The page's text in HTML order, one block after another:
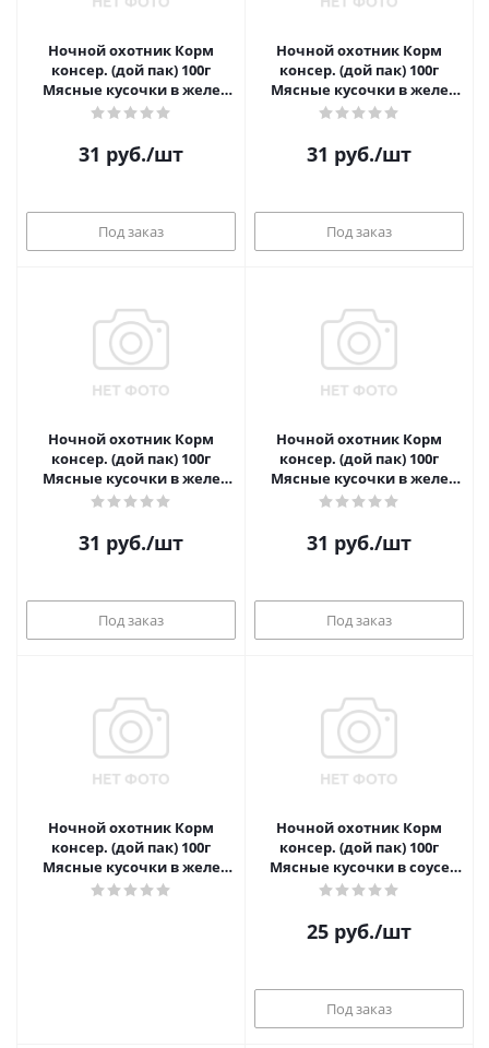
Ночной охотник Корм
консер. (дой пак) 100г
Мясные кусочки в желе
Говядина
31 руб./шт
Под заказ
Ночной охотник Корм
консер. (дой пак) 100г
Мясные кусочки в желе
курица
31 руб./шт
Под заказ
Ночной охотник Корм
консер. (дой пак) 100г
Мясные кусочки в желе
лосось,судак,тунец
31 руб./шт
Под заказ
Ночной охотник Корм
консер. (дой пак) 100г
Мясные кусочки в желе
Мясное ассорти
31 руб./шт
Под заказ
Ночной охотник Корм
консер. (дой пак) 100г
Мясные кусочки в желе
цыпленок и курица
Ночной охотник Корм
консер. (дой пак) 100г
Мясные кусочки в соусе
курица
25 руб./шт
Под заказ